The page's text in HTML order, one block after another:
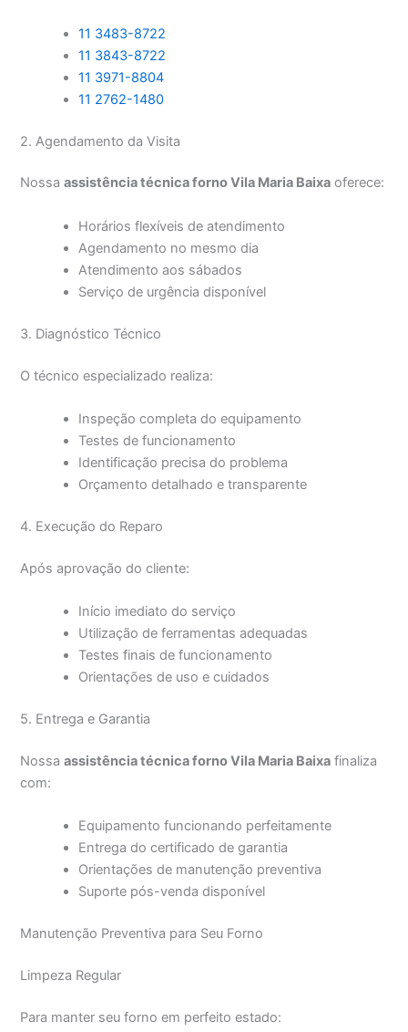
11 3483-8722
11 3843-8722
11 3971-8804
11 2762-1480
2. Agendamento da Visita
Nossaassistência técnica forno Vila Maria Baixa oferece:
Horários flexíveis de atendimento
Agendamento no mesmo dia
Atendimento aos sábados
Serviço de urgência disponível
3. Diagnóstico Técnico
O técnico especializado realiza:
Inspeção completa do equipamento
Testes de funcionamento
Identificação precisa do problema
Orçamento detalhado e transparente
4. Execução do Reparo
Após aprovação do cliente:
Início imediato do serviço
Utilização de ferramentas adequadas
Testes finais de funcionamento
Orientações de uso e cuidados
5. Entrega e Garantia
Nossaassistência técnica forno Vila Maria Baixa finaliza
com:
Equipamento funcionando perfeitamente
Entrega do certificado de garantia
Orientações de manutenção preventiva
Suporte pós-venda disponível
Manutenção Preventiva para Seu Forno
Limpeza Regular
Para manter seu forno em perfeito estado: